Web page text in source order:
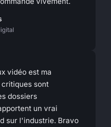
vidéo est ma
sont
dossiers
un vrai
sur l'industrie. Bravo